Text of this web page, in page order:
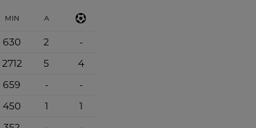
MIN A
630 2
-
2712 5
4
659 -
-
450 1
1